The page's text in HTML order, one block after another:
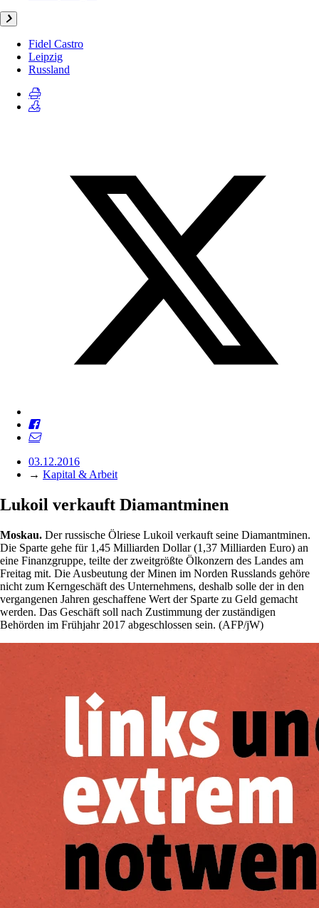
Fidel Castro
Leipzig
Russland
03.12.2016
→ Kapital & Arbeit
Lukoil verkauft Diamantminen
Moskau. Der russische Ölriese Lukoil verkauft seine Diamantminen.
Die Sparte gehe für 1,45 Milliarden Dollar (1,37 Milliarden Euro) an
eine Finanzgruppe, teilte der zweitgrößte Ölkonzern des Landes am
Freitag mit. Die Ausbeutung der Minen im Norden Russlands gehöre
nicht zum Kerngeschäft des Unternehmens, deshalb solle der in den
vergangenen Jahren geschaffene Wert der Sparte zu Geld gemacht
werden. Das Geschäft soll nach Zustimmung der zuständigen
Behörden im Frühjahr 2017 abgeschlossen sein. (AFP/jW)